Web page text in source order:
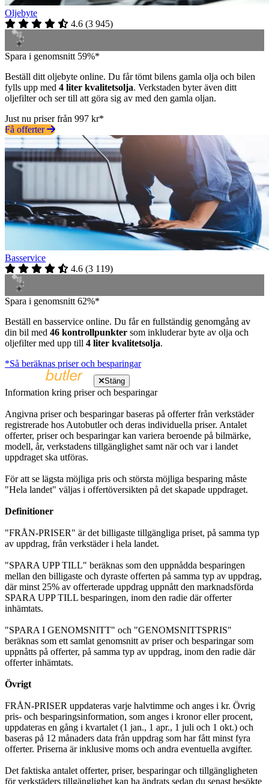
Oljebyte
4.6 (3 945)
Spara i genomsnitt 59%*
Beställ ditt oljebyte online. Du får tömt bilens gamla olja och bilen
fylls upp med 4 liter kvalitetsolja. Verkstaden byter även ditt
oljefilter och ser till att göra sig av med den gamla oljan.
Just nu priser från 997 kr*
Få offerter
Basservice
4.6 (3 119)
Spara i genomsnitt 62%*
Beställ en basservice online. Du får en fullständig genomgång av
din bil med 46 kontrollpunkter som inkluderar byte av olja och
oljefilter med upp till 4 liter kvalitetsolja.
*Så beräknas priser och besparingar
Stäng
Information kring priser och besparingar
Angivna priser och besparingar baseras på offerter från verkstäder
registrerade hos Autobutler och deras individuella priser. Antalet
offerter, priser och besparingar kan variera beroende på bilmärke,
modell, år, verkstadens tillgänglighet samt när och var i landet
uppdraget ska utföras.
För att se lägsta möjliga pris och största möjliga besparing måste
"Hela landet" väljas i offertöversikten på det skapade uppdraget.
Definitioner
"FRÅN-PRISER" är det billigaste tillgängliga priset, på samma typ
av uppdrag, från verkstäder i hela landet.
"SPARA UPP TILL" beräknas som den uppnådda besparingen
mellan den billigaste och dyraste offerten på samma typ av uppdrag,
där minst 25% av offerterade uppdrag uppnått den marknadsförda
SPARA UPP TILL besparingen, inom den radie där offerter
inhämtats.
"SPARA I GENOMSNITT" och "GENOMSNITTSPRIS"
beräknas som ett samlat genomsnitt av priser och besparingar som
uppnåtts på offerter, på samma typ av uppdrag, inom den radie där
offerter inhämtats.
Övrigt
FRÅN-PRISER uppdateras varje halvtimme och anges i kr. Övrig
pris- och besparingsinformation, som anges i kronor eller procent,
uppdateras en gång i kvartalet (1 jan., 1 apr., 1 juli och 1 okt.) och
baseras på 12 månaders data från uppdrag som har fått minst fyra
offerter. Priserna är inklusive moms och andra eventuella avgifter.
Det faktiska antalet offerter, priser, besparingar och tillgängligheten
för verkstäders tillgänglighet kan ha ändrats sedan du senast besökte